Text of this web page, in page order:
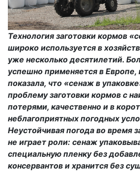
Технология заготовки кормов
широко используется в
уже несколько десятилетий.
успешно применяется в Европе,
показала, что «сенаж в
проблему заготовки кормов с
потерями, качественно и в
неблагоприятных погодных
Неустойчивая погода во время
не играет роли: сенаж
специальную пленку без
консервантов и хранится без